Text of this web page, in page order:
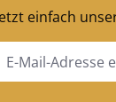
einfach
Mail-